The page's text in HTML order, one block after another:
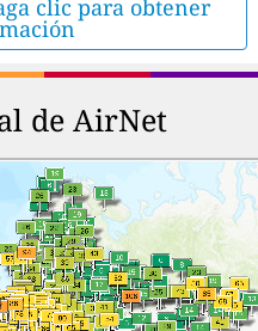
clic para obtener
de AirNet